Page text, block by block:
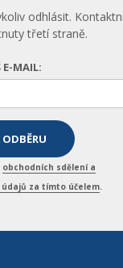
odhlásit.
třetí straně.
E-MAIL:
obchodních sdělení a
za tímto účelem.